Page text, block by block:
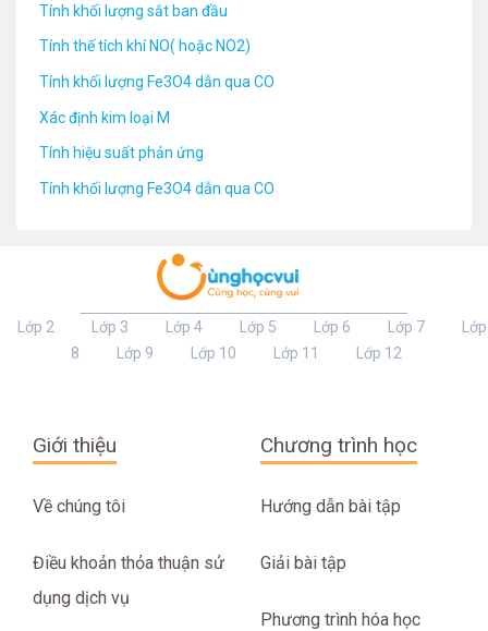
Tính khối lượng sắt ban đầu
Tính thế tích khí NO( hoặc NO2)
Tính khối lượng Fe3O4 dẫn qua CO
Xác định kim loại M
Tính hiệu suất phản ứng
Tính khối lượng Fe3O4 dẫn qua CO
Lớp 2 Lớp 3 Lớp 4 Lớp 5 Lớp 6 Lớp 7
Lớp
8
Lớp 9 Lớp 10 Lớp 11 Lớp 12
Giới thiệu
Về chúng tôi
Điều khoản thỏa thuận sử
dụng dịch vụ
Chương trình học
Hướng dẫn bài tập
Giải bài tập
Phương trình hóa học